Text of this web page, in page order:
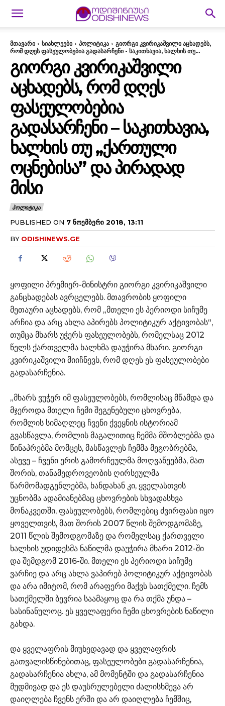
მთავარი სიახლეები პოლიტიკა
გიორგი კვირიკაშვილი აცხადებს,
რომ დღეს ფასეულობებია გადასარჩენი - საკითხავია, ხალხის თუ...
ᲒᲘᲝᲠᲒᲘ ᲙᲕᲘᲠᲘᲙᲐᲨᲕᲘᲚᲘ
ᲐᲪᲮᲐᲓᲔᲑᲡ, ᲠᲝᲛ ᲓᲦᲔᲡ
ᲤᲐᲡᲔᲣᲚᲝᲑᲔᲑᲘᲐ
ᲒᲐᲓᲐᲡᲐᲠᲩᲔᲜᲘ – ᲡᲐᲙᲘᲗᲮᲐᲕᲘᲐ,
ᲮᲐᲚᲮᲘᲡ ᲗᲣ ,,ᲥᲐᲠᲗᲣᲚᲘ
ᲝᲪᲜᲔᲑᲘᲡᲐ” ᲓᲐ ᲞᲘᲠᲐᲓᲐᲓ
ᲛᲘᲡᲘ
ᲞᲝᲚᲘᲢᲘᲙᲐ
PUBLISHED ON 7 ᲜᲝᲔᲛᲑᲔᲠᲘ 2018, 13:11
BY ODISHINEWS.GE
ყოფილი პრემიერ-მინისტრი გიორგი კვირიკაშვილი
განცხადებას ავრცელებს. მთავრობის ყოფილი
მეთაური აცხადებს, რომ „მთელი ეს პერიოდი სიჩუმე
არჩია და არც ახლა აპირებს პოლიტიკურ აქტივობას“,
თუმცა მხარს უჭერს ფასეულობებს, რომელსაც 2012
წელს ქართველმა ხალხმა დაუჭირა მხარი. გიორგი
კვირიკაშვილი მიიჩნევს, რომ დღეს ეს ფასეულობები
გადასარჩენია.
„მხარს ვუჭერ იმ ფასეულობებს, რომლისაც მწამდა და
მჯეროდა მთელი ჩემი შეგენებული ცხოვრება,
რომლის სიმაღლეც ჩვენი ქვეყნის ისტორიამ
გვასწავლა, რომლის მაგალითიც ჩემმა მშობლებმა და
წინაპრებმა მომცეს, მასწავლეს ჩემმა მეგობრებმა,
ასევე – ჩვენი ერის გამორჩეულმა მოღვაწეებმა, მათ
შორის, თანამედროვეობის ღირსეულმა
წარმომადგენლებმა, ხანდახან კი, ყველასთვის
უცნობმა ადამიანებმაც ცხოვრების სხვადასხვა
მონაკვეთში, ფასეულობებს, რომლებიც ძვირფასი იყო
ყოველთვის, მათ შორის 2007 წლის შემოდგომაზე,
2011 წლის შემოდგომაზე და რომელსაც ქართველი
ხალხის უდიდესმა ნაწილმა დაუჭირა მხარი 2012-ში
და შემდგომ 2016-ში. მთელი ეს პერიოდი სიჩუმე
ვარჩიე და არც ახლა ვაპირებ პოლიტიკურ აქტივობას
და არა იმიტომ, რომ არაფერი მაქვს სათქმელი. ჩემს
სათქმელში ბევრია საამაყოც და რა თქმა უნდა –
სასინანულოც. ეს ყველაფერი ჩემი ცხოვრების ნაწილი
გახდა.
და ყველაფრის მიუხედავად და ყველაფრის
გათვალისწინებითაც, ფასეულობები გადასარჩენია,
გადასარჩენია ახლა, ამ მომენტში და გადასარჩენია
მუდმივად და ეს დაუსრულებელი ძალისხმევა არ
დაიღლება ჩვენს ერში და არ დაიღლება ჩემშიც,